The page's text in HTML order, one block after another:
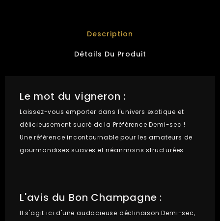
Description
Détails Du Produit
Le mot du vigneron :
Laissez-vous emporter dans l'univers exotique et
délicieusement sucré de la Préférence Demi-sec !
Une référence incontournable pour les amateurs de
gourmandises suaves et néanmoins structurées.
L'avis du Bon Champagne :
Il s'agit ici d'une audacieuse déclinaison Demi-sec,